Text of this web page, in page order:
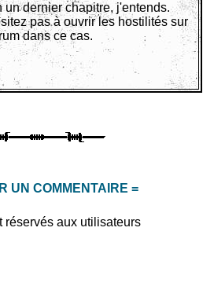
un dernier chapitre, j'entends.
pas à ouvrir les hostilités sur
dans ce cas.
UN COMMENTAIRE =
réservés aux utilisateurs